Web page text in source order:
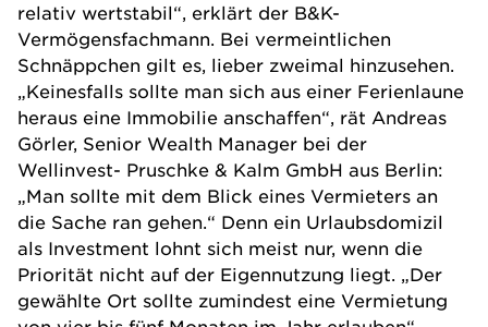
relativ wertstabil“, erklärt der B&K-
Vermögensfachmann. Bei vermeintlichen
Schnäppchen gilt es, lieber zweimal hinzusehen.
„Keinesfalls sollte man sich aus einer Ferienlaune
heraus eine Immobilie anschaffen“, rät Andreas
Görler, Senior Wealth Manager bei der
Wellinvest- Pruschke & Kalm GmbH aus Berlin:
„Man sollte mit dem Blick eines Vermieters an
die Sache ran gehen.“ Denn ein Urlaubsdomizil
als Investment lohnt sich meist nur, wenn die
Priorität nicht auf der Eigennutzung liegt. „Der
gewählte Ort sollte zumindest eine Vermietung